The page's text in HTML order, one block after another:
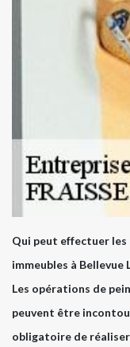
Qui peut effectuer les
immeubles à Bellevue
Les opérations de
peuvent être
obligatoire de